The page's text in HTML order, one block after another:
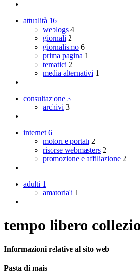
attualità 16
weblogs 4
giornali 2
giornalismo 6
prima pagina 1
tematici 2
media alternativi 1
consultazione 3
archivi 3
internet 6
motori e portali 2
risorse webmasters 2
promozione e affiliazione 2
adulti 1
amatoriali 1
tempo libero
Informazioni relative al sito web
Pasta di mais